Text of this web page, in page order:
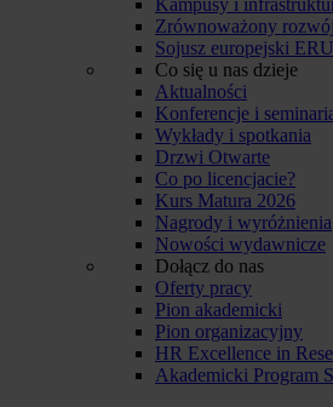
Zrównoważony rozwój
Sojusz europejski
Co się u nas dzieje
Aktualności
Konferencje i
Wykłady i spotkania
Drzwi Otwarte
Co po licencjacie?
Kurs Matura 2026
Nagrody i wyróżnienia
Nowości wydawnicze
Dołącz do nas
Oferty pracy
Pion akademicki
Pion organizacyjny
HR Excellence in
Akademicki Program